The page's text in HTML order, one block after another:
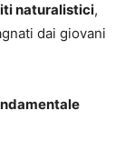
naturalistici,
dai giovani